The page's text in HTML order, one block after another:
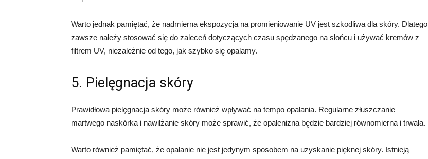
Warto jednak pamiętać, że nadmierna ekspozycja na promieniowanie UV jest szkodliwa dla skóry. Dlatego
zawsze należy stosować się do zaleceń dotyczących czasu spędzanego na słońcu i używać kremów z
filtrem UV, niezależnie od tego, jak szybko się opalamy.
5. Pielęgnacja skóry
Prawidłowa pielęgnacja skóry może również wpływać na tempo opalania. Regularne złuszczanie
martwego naskórka i nawilżanie skóry może sprawić, że opalenizna będzie bardziej równomierna i trwała.
Warto również pamiętać, że opalanie nie jest jedynym sposobem na uzyskanie pięknej skóry. Istnieją